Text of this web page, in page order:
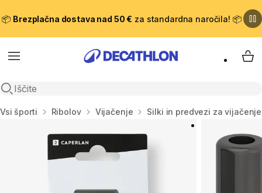
📦 Brezplačna dostava nad 50 € za standardna naročila! 📦
Meni
Odpri iskanje
Domov
Vsi športi Ribolov Vijačenje Silki in predvezi za vijačenje